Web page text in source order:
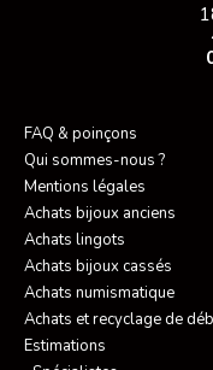
FAQ & poinçons
Qui sommes-nous ?
Mentions légales
Achats bijoux anciens
Achats lingots
Achats bijoux cassés
Achats numismatique
Achats et recyclage de
Estimations